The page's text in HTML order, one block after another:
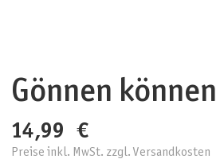
Gönnen können
14,99 €
Preise inkl. MwSt. zzgl. Versandkosten